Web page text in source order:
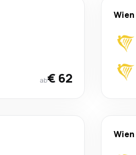
ab€ 62
Wien
Wien